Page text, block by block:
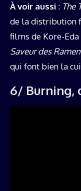
À voir aussi : The
de la distribution
films de Kore-Eda
Saveur des Ramen
qui font bien la
6/ Burning,